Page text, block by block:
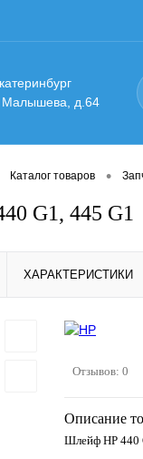
Малышева, д.64
Каталог товаров •
G1, 445 G1
ХАРАКТЕРИСТИКИ
Отзывов: 0
Описание
Шлейф HP 440